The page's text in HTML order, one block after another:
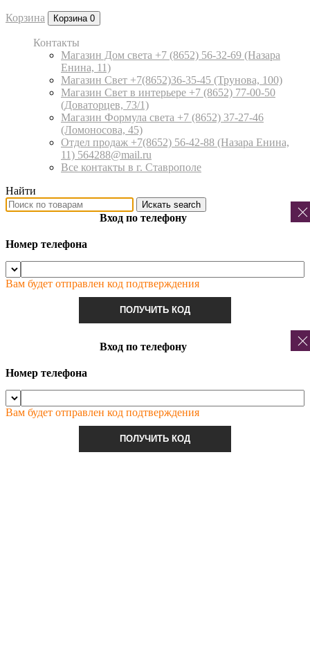
Корзина Корзина 0
Контакты
Магазин Дом света +7 (8652) 56-32-69 (Назара
Енина, 11)
Магазин Свет +7(8652)36-35-45 (Трунова, 100)
Магазин Свет в интерьере +7 (8652) 77-00-50
(Доваторцев, 73/1)
Магазин Формула света +7 (8652) 37-27-46
(Ломоносова, 45)
Отдел продаж +7(8652) 56-42-88 (Назара Енина,
11) 564288@mail.ru
Все контакты в г. Ставрополе
Найти
Искать search
Вход по телефону
Номер телефона
Вам будет отправлен код подтверждения
ПОЛУЧИТЬ КОД
Вход по телефону
Номер телефона
Вам будет отправлен код подтверждения
ПОЛУЧИТЬ КОД